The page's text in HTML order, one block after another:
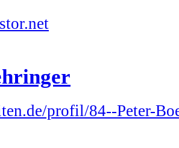
profil/84--Peter-